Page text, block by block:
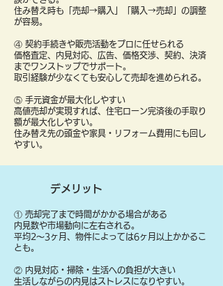
住み替え時も「売却→購入」「購入→売却」の調整
が容易。
④ 契約手続きや販売活動をプロに任せられる
価格査定、内見対応、広告、価格交渉、契約、決済
までワンストップでサポート。
取引経験が少なくても安心して売却を進められる。
⑤ 手元資金が最大化しやすい
高値売却が実現すれば、住宅ローン完済後の手取り
額が最大化しやすい。
住み替え先の頭金や家具・リフォーム費用にも回し
やすい。
デメリット
① 売却完了まで時間がかかる場合がある
内見数や市場動向に左右される。
平均2〜3ヶ月、物件によっては6ヶ月以上かかるこ
とも。
② 内見対応・掃除・生活への負担が大きい
生活しながらの内見はストレスになりやすい。